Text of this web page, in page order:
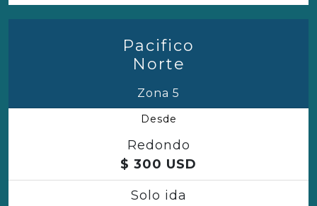
Pacifico
Norte
Zona 5
Desde
Redondo
$ 300 USD
Solo ida